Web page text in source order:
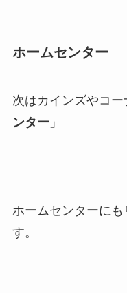
ホームセンター
次はカインズやコー
ンター 」
ホームセンターに
す。